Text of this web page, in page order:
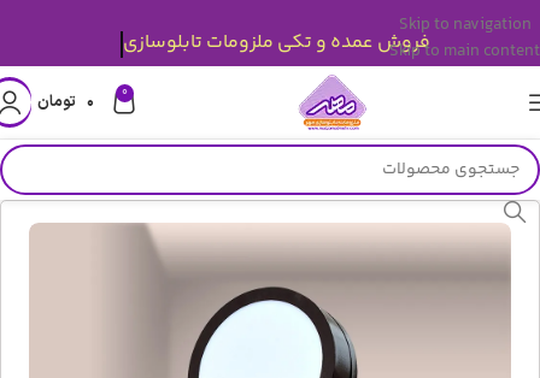
Skip to navigation
Skip to main content
0 ۰ تومان
فروش عمده و تکی ملزومات تابلوسازی